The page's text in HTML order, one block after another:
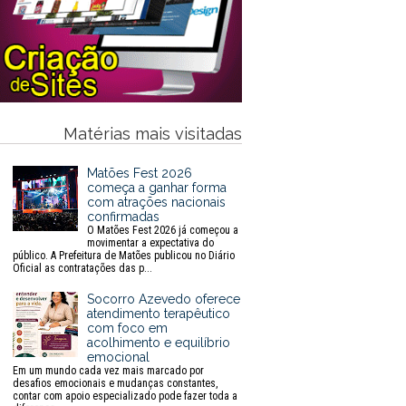
Matérias mais visitadas
Matões Fest 2026
começa a ganhar forma
com atrações nacionais
confirmadas
O Matões Fest 2026 já começou a
movimentar a expectativa do
público. A Prefeitura de Matões publicou no Diário
Oficial as contratações das p...
Socorro Azevedo oferece
atendimento terapêutico
com foco em
acolhimento e equilíbrio
emocional
Em um mundo cada vez mais marcado por
desafios emocionais e mudanças constantes,
contar com apoio especializado pode fazer toda a